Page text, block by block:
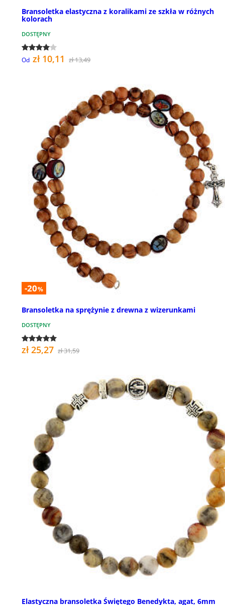
Bransoletka elastyczna z koralikami ze szkła w różnych
kolorach
DOSTĘPNY
Od zł 10,11 zł 13,49
-20%
Bransoletka na sprężynie z drewna z wizerunkami
DOSTĘPNY
zł 25,27 zł 31,59
Elastyczna bransoletka Świętego Benedykta, agat, 6mm